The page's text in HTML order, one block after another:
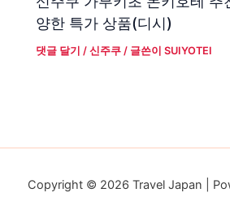
양한 특가 상품(디시)
댓글 달기 /신주쿠 / 글쓴이SUIYOTEI
Copyright © 2026 Travel Japan |